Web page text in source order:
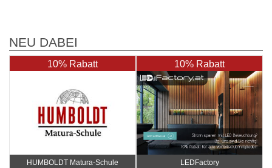
NEU DABEI
10% Rabatt
HUMBOLDT Matura-Schule
10% Rabatt
LEDFactory